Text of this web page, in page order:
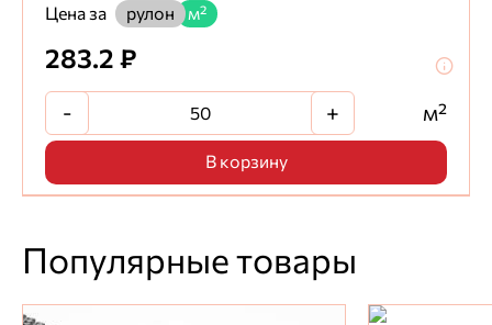
Цена за
рулон м²
283.2 ₽
- + м²
В корзину
Популярные товары